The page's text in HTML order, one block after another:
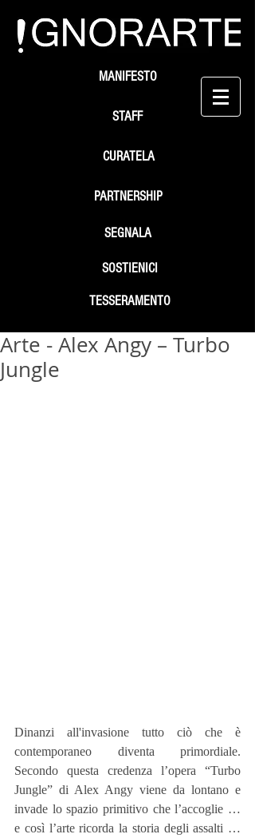
STAFF
SEGNALA
SOSTIENICI
MANIFESTO
PARTNERSHIP
TESSERAMENTO
CURATELA
Arte - Alex Angy – Turbo
Jungle
Dinanzi all'invasione tutto ciò che è
contemporaneo diventa primordiale.
Secondo questa credenza l’opera “Turbo
Jungle” di Alex Angy viene da lontano e
invade lo spazio primitivo che l’accoglie …
e così l’arte ricorda la storia degli assalti …